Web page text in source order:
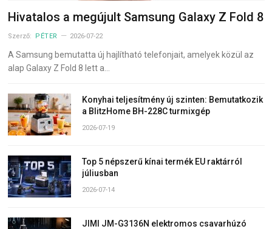
Hivatalos a megújult Samsung Galaxy Z Fold 8
Szerző: PÉTER 2026-07-22
A Samsung bemutatta új hajlítható telefonjait, amelyek közül az
alap Galaxy Z Fold 8 lett a…
Konyhai teljesítmény új szinten: Bemutatkozik
a BlitzHome BH-228C turmixgép
2026-07-19
Top 5 népszerű kínai termék EU raktárról
júliusban
2026-07-14
JIMI JM-G3136N elektromos csavarhúzó